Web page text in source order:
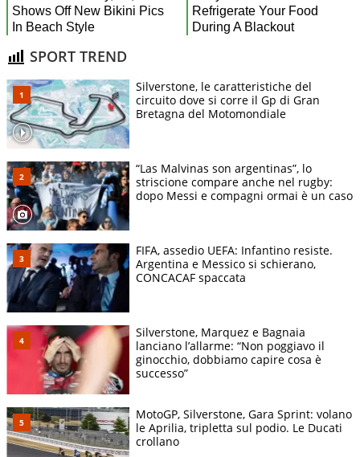
SPORT TREND
Silverstone, le caratteristiche del
circuito dove si corre il Gp di Gran
Bretagna del Motomondiale
“Las Malvinas son argentinas”, lo
striscione compare anche nel rugby:
dopo Messi e compagni ormai è un caso
FIFA, assedio UEFA: Infantino resiste.
Argentina e Messico si schierano,
CONCACAF spaccata
Silverstone, Marquez e Bagnaia
lanciano l’allarme: “Non poggiavo il
ginocchio, dobbiamo capire cosa è
successo”
MotoGP, Silverstone, Gara Sprint: volano
le Aprilia, tripletta sul podio. Le Ducati
crollano